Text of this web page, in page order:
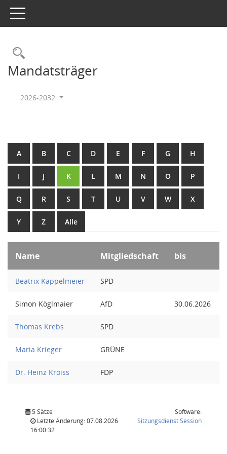
Toggle navigation
Rechercheauswahl
Mandatsträger
2026-2032
A B C D E F G H
I J K L M N O P
Q R S T U V W X
Y Z Alle
Name Mitgliedschaft bis
Beatrix Kappelmeier SPD
Simon Köglmaier AfD 30.06.2026
Thomas Krebs SPD
Maria Krieger GRÜNE
Dr. Heinz Kroiss FDP
5 Sätze
Letzte Änderung: 07.08.2026
16:00:32
Software:
SitzungsdienstSession(Wird in